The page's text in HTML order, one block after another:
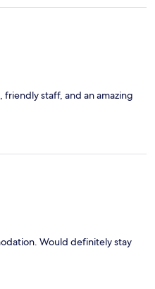
staff, and an amazing
Would definitely stay